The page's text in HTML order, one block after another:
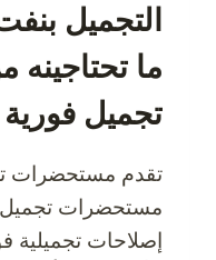
التجميل
ما
تجميل فورية
مستحضرات تجميل
إصلاحات تجميلية